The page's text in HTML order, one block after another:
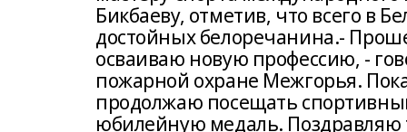
Бикбаеву, отметив, что всего в
достойных белоречанина.-
осваиваю новую профессию, -
пожарной охране Межгорья.
продолжаю посещать
юбилейную медаль. Поздравляю